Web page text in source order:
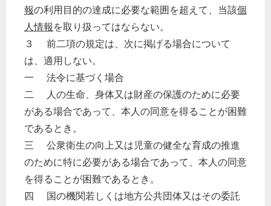
報の利用目的の達成に必要な範囲を超えて、当該個
人情報 を取り扱ってはならない。
３ 前二項の規定は、次に掲げる場合について
は、適用しない。
一 法令に基づく場合
二 人の生命、身体又は財産の保護のために必要
がある場合であって、本人の同意を得ることが困難
であるとき。
三 公衆衛生の向上又は児童の健全な育成の推進
のために特に必要がある場合であって、本人の同意
を得ることが困難であるとき。
四 国の機関若しくは地方公共団体又はその委託
どのカテゴリーに投稿しますか？
選択してください
労務管理
税務経理